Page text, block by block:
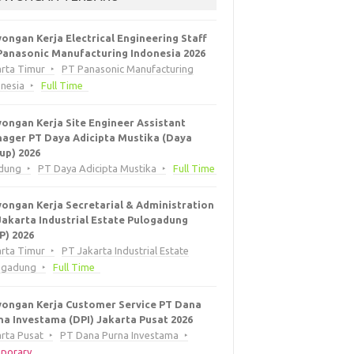
Kerja Electrical Engineering Staff
Manufacturing Indonesia 2026
Timur
PT Panasonic Manufacturing
Full Time
Kerja Site Engineer Assistant
PT Daya Adicipta Mustika (Daya
2026
PT Daya Adicipta Mustika Full Time
Kerja Secretarial & Administration
Industrial Estate Pulogadung
2026
Timur
PT Jakarta Industrial Estate
Full Time
Kerja Customer Service PT Dana
Investama (DPI) Jakarta Pusat 2026
Pusat
PT Dana Purna Investama